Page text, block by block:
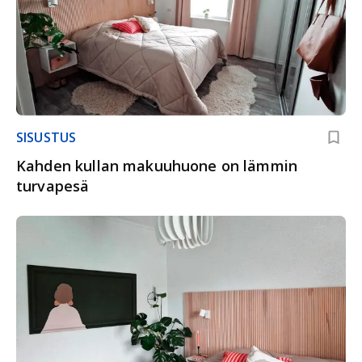
SISUSTUS
Kahden kullan makuuhuone on lämmin
turvapesä